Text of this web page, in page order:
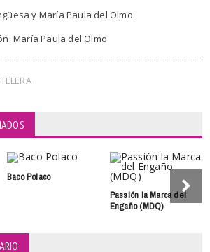
y María Paula del Olmo.
María Paula del Olmo
Baco Polaco
Passión la Marca del
Engaño (MDQ)